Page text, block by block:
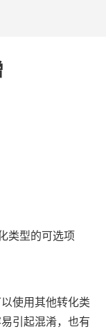
类型的可选项
使用其他转化类
引起混淆，也有